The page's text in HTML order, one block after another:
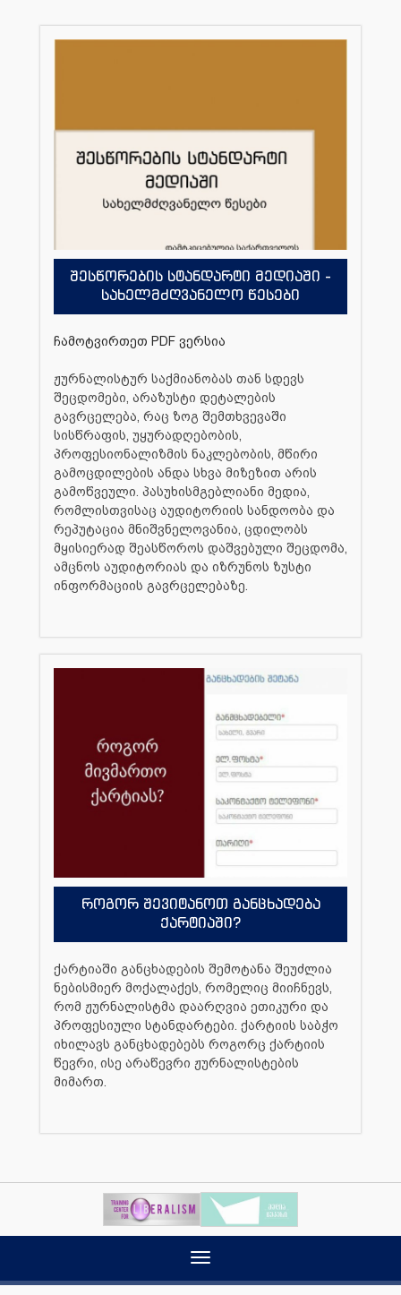
შესწორების სტანდარტი მედიაში -
სახელმძღვანელო წესები
ჩამოტვირთეთ PDF ვერსია
ჟურნალისტურ საქმიანობას თან სდევს
შეცდომები, არაზუსტი დეტალების
გავრცელება, რაც ზოგ შემთხვევაში
სისწრაფის, უყურადღებობის,
პროფესიონალიზმის ნაკლებობის, მწირი
გამოცდილების ანდა სხვა მიზეზით არის
გამოწვეული. პასუხისმგებლიანი მედია,
რომლისთვისაც აუდიტორიის სანდოობა და
რეპუტაცია მნიშვნელოვანია, ცდილობს
მყისიერად შეასწოროს დაშვებული შეცდომა,
ამცნოს აუდიტორიას და იზრუნოს ზუსტი
ინფორმაციის გავრცელებაზე.
როგორ შევიტანოთ განცხადება
ქარტიაში?
ქარტიაში განცხადების შემოტანა შეუძლია
ნებისმიერ მოქალაქეს, რომელიც მიიჩნევს,
რომ ჟურნალისტმა დაარღვია ეთიკური და
პროფესიული სტანდარტები. ქარტიის საბჭო
იხილავს განცხადებებს როგორც ქარტიის
წევრი, ისე არაწევრი ჟურნალისტების
მიმართ.
Toggle